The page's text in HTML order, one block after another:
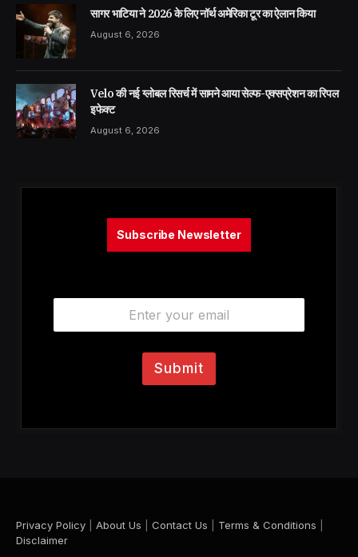
सागर भाटिया ने 2026 के लिए नॉर्थ अमेरिका टूर का ऐलान किया
August 6, 2026
Velo की नई ग्लोबल रिसर्च में सामने आया सेल्फ-एक्सप्रेशन का रिपल
इफेक्ट
August 6, 2026
Subscribe Newsletter
E
a
Submit
Privacy Policy About Us Contact Us Terms & Conditions
Disclaimer